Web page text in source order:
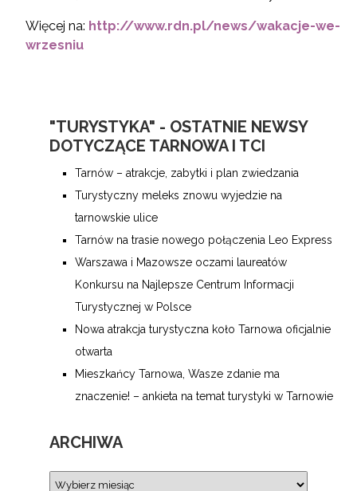
Więcej na: http://www.rdn.pl/news/wakacje-we-
wrzesniu
"TURYSTYKA" - OSTATNIE NEWSY
DOTYCZĄCE TARNOWA I TCI
Tarnów – atrakcje, zabytki i plan zwiedzania
Turystyczny meleks znowu wyjedzie na
tarnowskie ulice
Tarnów na trasie nowego połączenia Leo Express
Warszawa i Mazowsze oczami laureatów
Konkursu na Najlepsze Centrum Informacji
Turystycznej w Polsce
Nowa atrakcja turystyczna koło Tarnowa oficjalnie
otwarta
Mieszkańcy Tarnowa, Wasze zdanie ma
znaczenie! – ankieta na temat turystyki w Tarnowie
ARCHIWA